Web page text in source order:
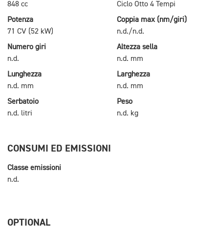
848 cc
Ciclo Otto 4 Tempi
Potenza
71 CV (52 kW)
Coppia max (nm/giri)
n.d./n.d.
Numero giri
n.d.
Altezza sella
n.d. mm
Lunghezza
n.d. mm
Larghezza
n.d. mm
Serbatoio
n.d. litri
Peso
n.d. kg
CONSUMI ED EMISSIONI
Classe emissioni
n.d.
OPTIONAL